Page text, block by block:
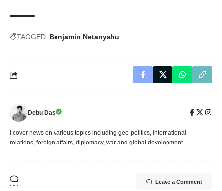
TAGGED: Benjamin Netanyahu
Debu Das
I cover news on various topics including geo-politics, international
relations, foreign affairs, diplomacy, war and global development.
Leave a Comment